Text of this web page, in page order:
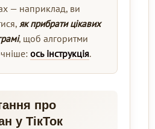
— наприклад, ви
як прибрати цікавих
, щоб алгоритми
ось інструкція.
про
у ТікТок